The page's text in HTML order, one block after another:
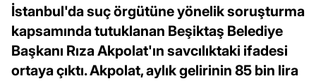
İstanbul'da suç örgütüne yönelik soruşturma
kapsamında tutuklanan Beşiktaş Belediye
Başkanı Rıza Akpolat'ın savcılıktaki ifadesi
ortaya çıktı. Akpolat, aylık gelirinin 85 bin lira